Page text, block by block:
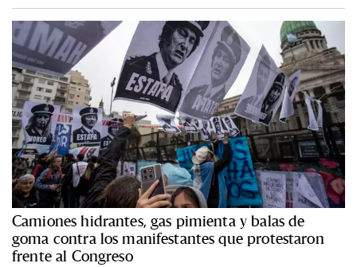
Camiones hidrantes, gas pimienta y balas de
goma contra los manifestantes que protestaron
frente al Congreso